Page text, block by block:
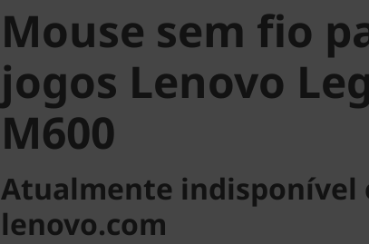
Mouse sem fio
jogos Lenovo
M600
Atualmente indisponível
lenovo.com